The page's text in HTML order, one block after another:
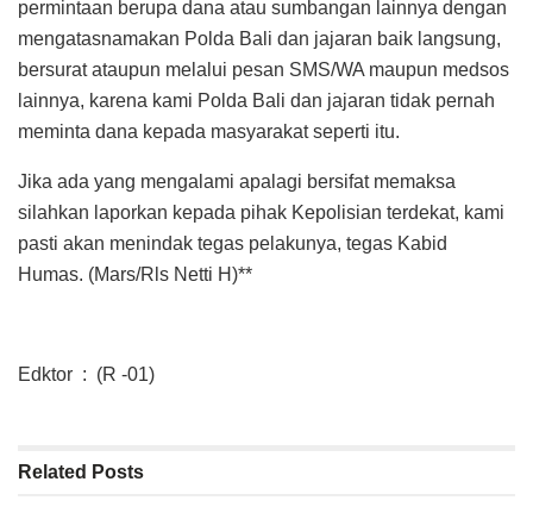
permintaan berupa dana atau sumbangan lainnya dengan
mengatasnamakan Polda Bali dan jajaran baik langsung,
bersurat ataupun melalui pesan SMS/WA maupun medsos
lainnya, karena kami Polda Bali dan jajaran tidak pernah
meminta dana kepada masyarakat seperti itu.
Jika ada yang mengalami apalagi bersifat memaksa
silahkan laporkan kepada pihak Kepolisian terdekat, kami
pasti akan menindak tegas pelakunya, tegas Kabid
Humas. (Mars/Rls Netti H)**
Edktor : (R -01)
Related Posts